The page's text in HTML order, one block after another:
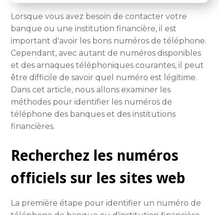
Lorsque vous avez besoin de contacter votre
banque ou une institution financière, il est
important d'avoir les bons numéros de téléphone.
Cependant, avec autant de numéros disponibles
et des arnaques téléphoniques courantes, il peut
être difficile de savoir quel numéro est légitime.
Dans cet article, nous allons examiner les
méthodes pour identifier les numéros de
téléphone des banques et des institutions
financières.
Recherchez les numéros
officiels sur les sites web
La première étape pour identifier un numéro de